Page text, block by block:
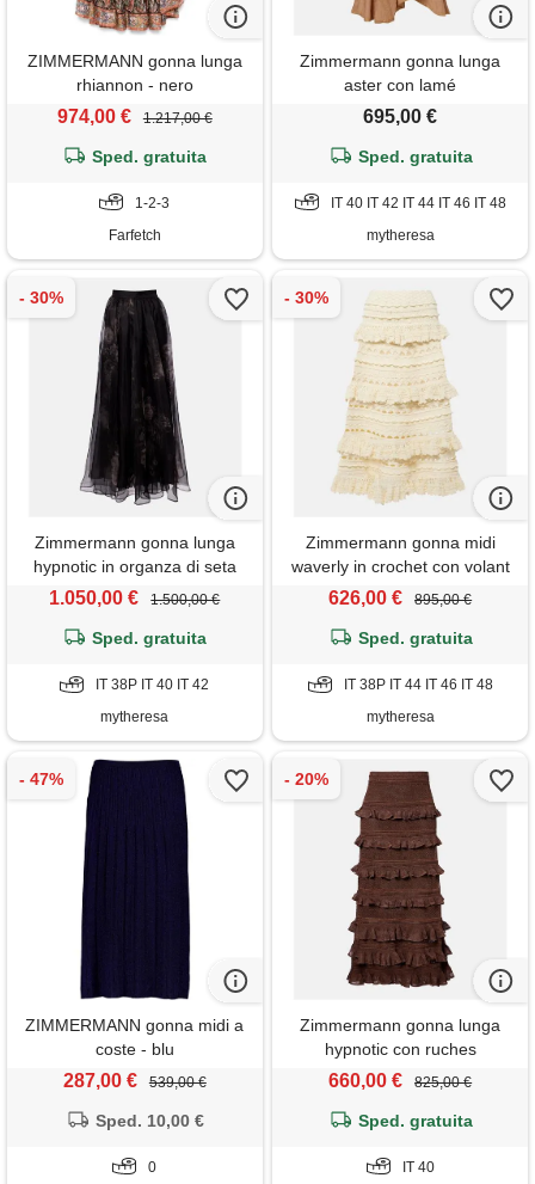
ZIMMERMANN gonna lunga
rhiannon - nero
974,00 € 1.217,00 €
Sped. gratuita
1-2-3
Farfetch
Zimmermann gonna lunga
aster con lamé
695,00 €
Sped. gratuita
IT 40 IT 42 IT 44 IT 46 IT 48
mytheresa
Zimmermann gonna lunga
hypnotic in organza di seta
1.050,00 € 1.500,00 €
Sped. gratuita
IT 38P IT 40 IT 42
mytheresa
Zimmermann gonna midi
waverly in crochet con volant
626,00 € 895,00 €
Sped. gratuita
IT 38P IT 44 IT 46 IT 48
mytheresa
ZIMMERMANN gonna midi a
coste - blu
287,00 € 539,00 €
Sped. 10,00 €
0
Zimmermann gonna lunga
hypnotic con ruches
660,00 € 825,00 €
Sped. gratuita
IT 40